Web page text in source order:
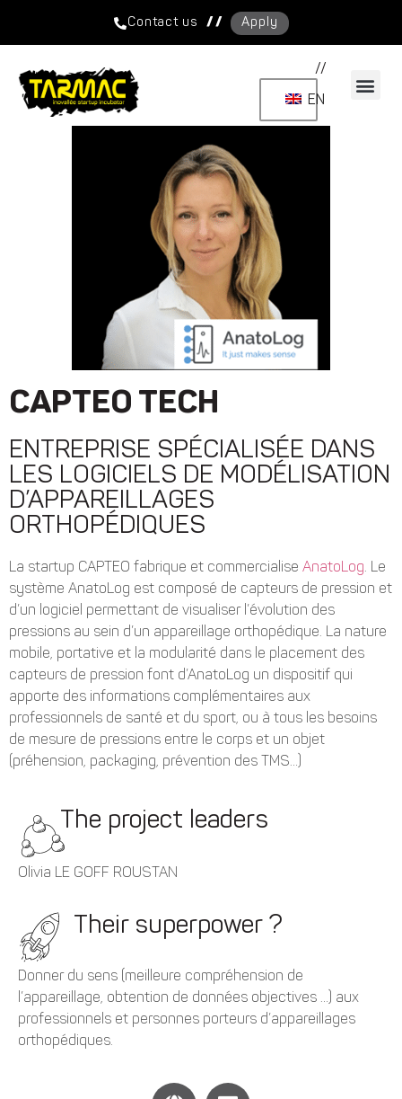
Contact us / / Apply
//
EN
CAPTEO TECH
ENTREPRISE SPÉCIALISÉE DANS
LES LOGICIELS DE MODÉLISATION
D’APPAREILLAGES
ORTHOPÉDIQUES
La startup CAPTEO fabrique et commercialise AnatoLog. Le
système AnatoLog est composé de capteurs de pression et
d’un logiciel permettant de visualiser l’évolution des
pressions au sein d’un appareillage orthopédique. La nature
mobile, portative et la modularité dans le placement des
capteurs de pression font d’AnatoLog un dispositif qui
apporte des informations complémentaires aux
professionnels de santé et du sport, ou à tous les besoins
de mesure de pressions entre le corps et un objet
(préhension, packaging, prévention des TMS…)
The project leaders
Olivia LE GOFF ROUSTAN
Their superpower ?
Donner du sens (meilleure compréhension de
l’appareillage, obtention de données objectives …) aux
professionnels et personnes porteurs d’appareillages
orthopédiques.